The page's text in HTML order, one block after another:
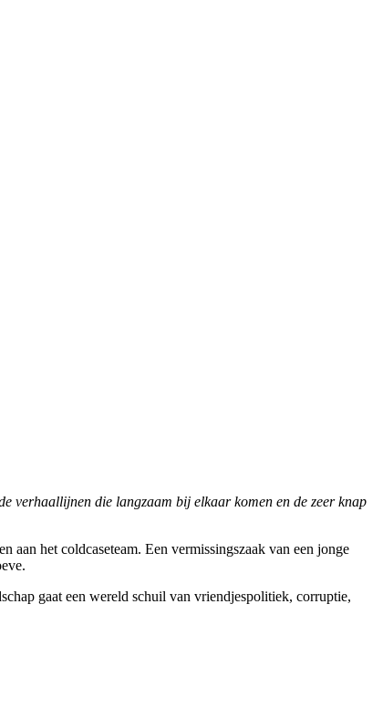
verhaallijnen die langzaam bij elkaar komen en de zeer knap
het coldcaseteam. Een vermissingszaak van een jonge
gaat een wereld schuil van vriendjespolitiek, corruptie,